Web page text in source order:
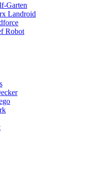
Garten
Landroid
Robot